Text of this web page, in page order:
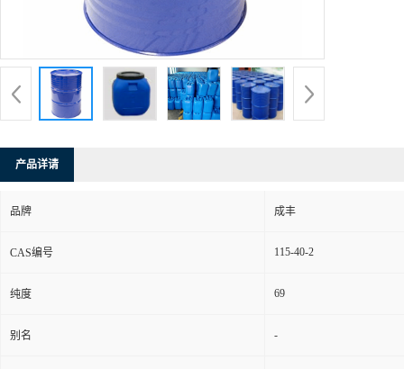
产品详请
品牌 成丰
CAS编号 115-40-2
纯度 69
别名 -